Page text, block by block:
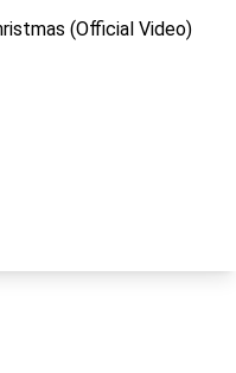
(Official Video)